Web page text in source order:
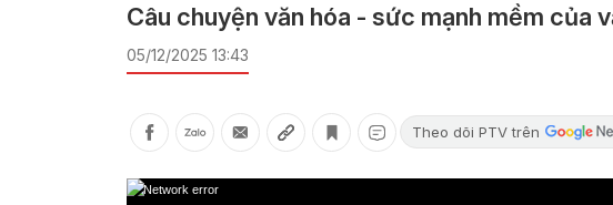
Câu chuyện văn hóa - sức mạnh mềm của
05/12/2025 13:43
Theo dõi PTV trên
Video
Network error